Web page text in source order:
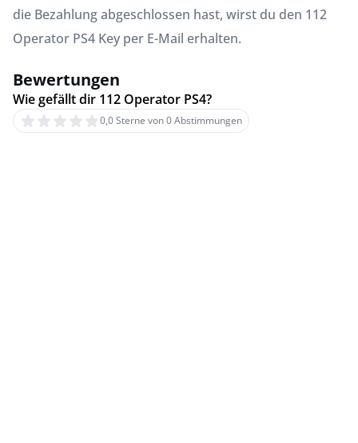
die Bezahlung abgeschlossen hast, wirst du den 112
Operator PS4 Key per E-Mail erhalten.
Bewertungen
Wie gefällt dir 112 Operator PS4?
0,0 Sterne von 0 Abstimmungen